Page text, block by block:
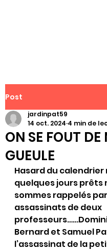
Post
ON SE FOUT DE
GUEULE
jardinpat59
14 oct. 2024 4 min de
Hasard du calendrier
quelques jours prêts
sommes rappelés
assassinats de deux
Bernard et Samuel
l’assassinat de la